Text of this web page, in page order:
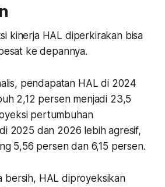
kinerja HAL diperkirakan bisa
ke depannya.
pendapatan HAL di 2024
2,12 persen menjadi 23,5
pertumbuhan
2025 dan 2026 lebih agresif,
5,56 persen dan 6,15 persen.
bersih, HAL diproyeksikan